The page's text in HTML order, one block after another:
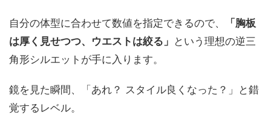
自分の体型に合わせて数値を指定できるので、
「胸板
は厚く見せつつ、ウエストは絞る」 という理想の逆三
角形シルエットが手に入ります。
鏡を見た瞬間、「あれ？ スタイル良くなった？」と錯
覚するレベル。